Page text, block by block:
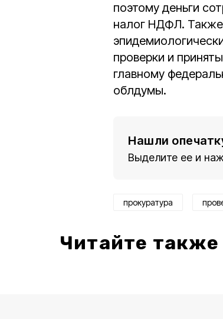
поэтому деньги
налог НДФЛ. Также
проверки и
главному
облдумы.
Нашли
Выделите ее и
прокуратура
Читайте также